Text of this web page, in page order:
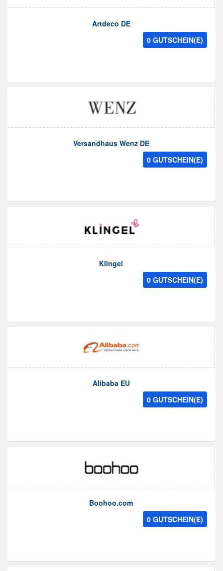
Artdeco DE
0 GUTSCHEIN(E)
Versandhaus Wenz DE
0 GUTSCHEIN(E)
Klingel
0 GUTSCHEIN(E)
Alibaba EU
0 GUTSCHEIN(E)
Boohoo.com
0 GUTSCHEIN(E)